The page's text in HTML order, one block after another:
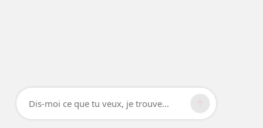
Dis-moi ce que tu veux, je trouve...